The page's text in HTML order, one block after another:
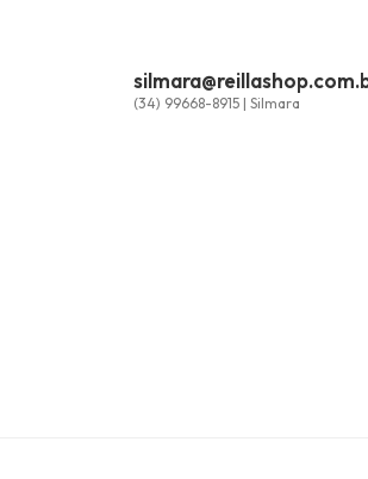
(34) 99668-8915 | Silmara